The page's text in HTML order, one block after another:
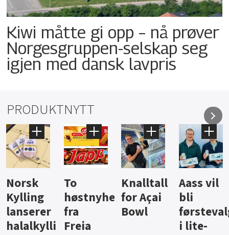
Kiwi måtte gi opp – nå prøver
Norgesgruppen-selskap seg
igjen med dansk lavpris
PRODUKTNYTT
Knalltall
for Açai
Bowl
Aass vil
bli
førstevalg
i lite-
Brus og
jus fra
Berentsen
Hard
iste fra
Hansa